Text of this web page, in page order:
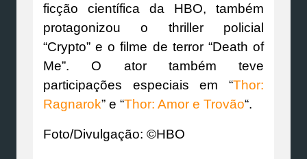
ficção científica da HBO, também
protagonizou o thriller policial
“Crypto” e o filme de terror “Death of
Me”. O ator também teve
participações especiais em “Thor:
Ragnarok” e “Thor: Amor e Trovão“.
Foto/Divulgação: ©HBO